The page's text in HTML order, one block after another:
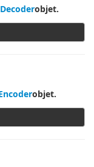
objet.
objet.